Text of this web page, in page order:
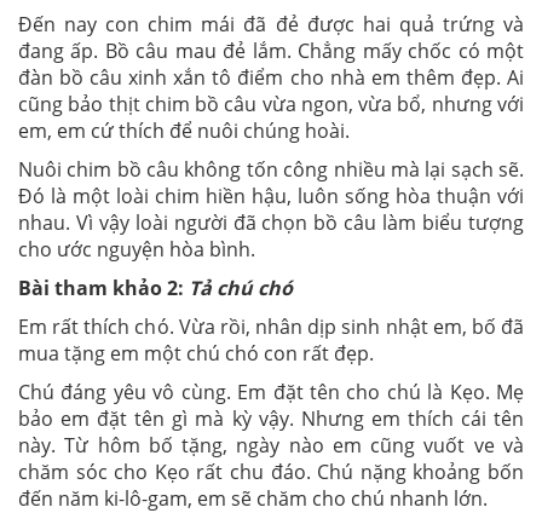
Đến nay con chim mái đã đẻ được hai quả trứng và
đang ấp. Bồ câu mau đẻ lắm. Chẳng mấy chốc có một
đàn bồ câu xinh xắn tô điểm cho nhà em thêm đẹp. Ai
cũng bảo thịt chim bồ câu vừa ngon, vừa bổ, nhưng với
em, em cứ thích để nuôi chúng hoài.
Nuôi chim bồ câu không tốn công nhiều mà lại sạch sẽ.
Đó là một loài chim hiền hậu, luôn sống hòa thuận với
nhau. Vì vậy loài người đã chọn bồ câu làm biểu tượng
cho ước nguyện hòa bình.
Bài tham khảo 2: Tả chú chó
Em rất thích chó. Vừa rồi, nhân dịp sinh nhật em, bố đã
mua tặng em một chú chó con rất đẹp.
Chú đáng yêu vô cùng. Em đặt tên cho chú là Kẹo. Mẹ
bảo em đặt tên gì mà kỳ vậy. Nhưng em thích cái tên
này. Từ hôm bố tặng, ngày nào em cũng vuốt ve và
chăm sóc cho Kẹo rất chu đáo. Chú nặng khoảng bốn
đến năm ki-lô-gam, em sẽ chăm cho chú nhanh lớn.